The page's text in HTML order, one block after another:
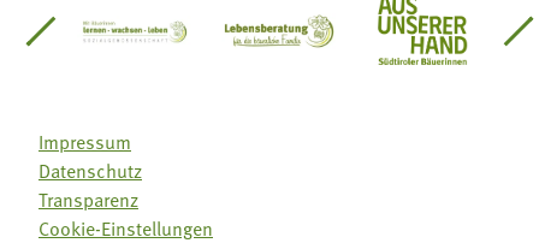
Südtirol
Gärtnervereinigung
Sozialgenossenschaft Mit Bäuerinnen lernen -
Lebensberatung für dieAus unserer
Impressum
Datenschutz
Transparenz
Cookie-Einstellungen